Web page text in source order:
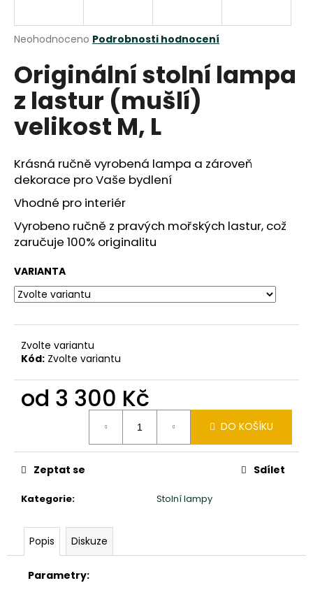
Průměrné
produktu
je
z
5
hvězdiček.
Neohodnoceno Podrobnosti hodnocení
Originální stolní lampa
z lastur (mušlí)
velikost M, L
Krásná ručně vyrobená lampa a zároveň
dekorace pro Vaše bydlení
Vhodné pro interiér
Vyrobeno ručně z pravých mořských lastur, což
zaručuje 100% originalitu
VARIANTA
Zvolte variantu
Kód: Zvolte variantu
od 3 300 Kč
DO KOŠÍKU
Kategorie: Stolní lampy
Zeptat se Sdílet
Popis Diskuze
Parametry:
j
t
?
HLEDAT
D
o
o
r
u
u
e
m
e
MIMINKA
MNICHŮ
SHAOLIN
CHI,
LU,
VÝŠKA
20CM
ČERVENÉ